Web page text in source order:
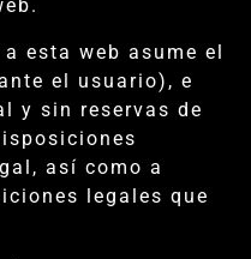
esta web asume el
el usuario), e
y sin reservas de
así como a
legales que